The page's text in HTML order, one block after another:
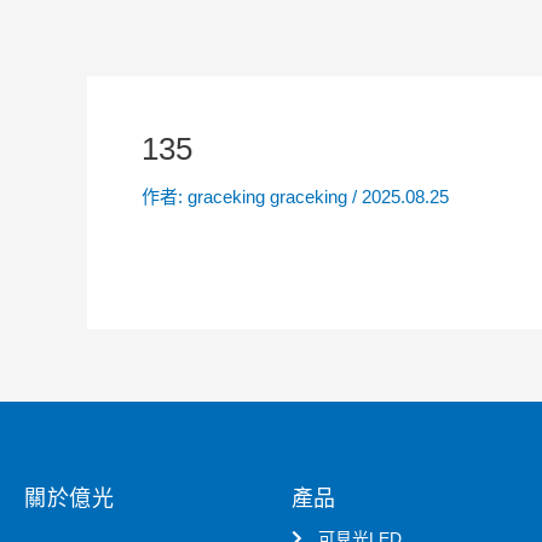
135
作者: graceking graceking / 2025.08.25
關於億光 產品